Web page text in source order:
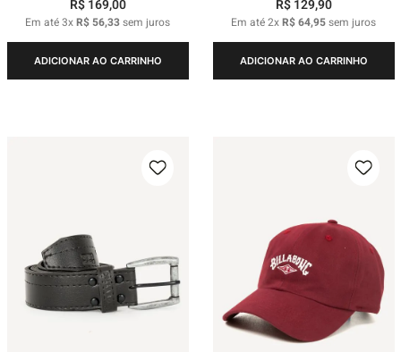
R$ 169,00
Em até3xR$ 56,33sem juros
ADICIONAR AO CARRINHO
R$ 129,90
Em até2xR$64,95sem juros
ADICIONAR AO CARRINHO